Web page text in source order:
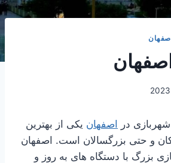
در اصفهان یکی از بهترین
و حتی بزرگسالان است. اصفهان
بزرگ با دستگاه های به روز و